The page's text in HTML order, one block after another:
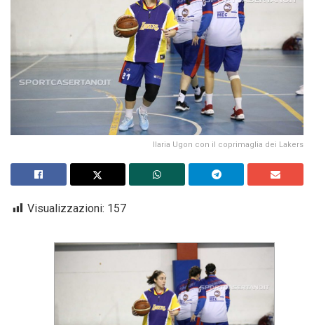
Ilaria Ugon con il coprimaglia dei Lakers
Visualizzazioni: 157